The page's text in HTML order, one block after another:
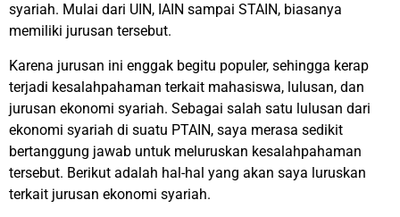
syariah. Mulai dari UIN, IAIN sampai STAIN, biasanya
memiliki jurusan tersebut.
Karena jurusan ini enggak begitu populer, sehingga kerap
terjadi kesalahpahaman terkait mahasiswa, lulusan, dan
jurusan ekonomi syariah. Sebagai salah satu lulusan dari
ekonomi syariah di suatu PTAIN, saya merasa sedikit
bertanggung jawab untuk meluruskan kesalahpahaman
tersebut. Berikut adalah hal-hal yang akan saya luruskan
terkait jurusan ekonomi syariah.